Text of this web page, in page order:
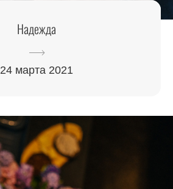
Надежда
24 марта 2021